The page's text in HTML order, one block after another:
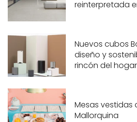
reinterpretada
Nuevos cubos
diseño y
rincón del hogar
Mesas vestidas
Mallorquina